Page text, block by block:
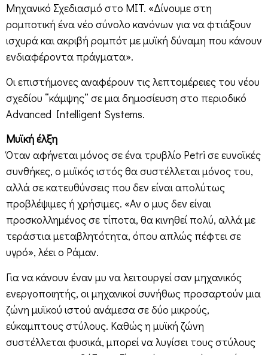
Μηχανικό Σχεδιασμό στο MIT. «Δίνουμε στη
ρομποτική ένα νέο σύνολο κανόνων για να φτιάξουν
ισχυρά και ακριβή ρομπότ με μυϊκή δύναμη που κάνουν
ενδιαφέροντα πράγματα».
Οι επιστήμονες αναφέρουν τις λεπτομέρειες του νέου
σχεδίου “κάμψης” σε μια δημοσίευση στο περιοδικό
Advanced Intelligent Systems.
Μυϊκή έλξη
Όταν αφήνεται μόνος σε ένα τρυβλίο Petri σε ευνοϊκές
συνθήκες, ο μυϊκός ιστός θα συστέλλεται μόνος του,
αλλά σε κατευθύνσεις που δεν είναι απολύτως
προβλέψιμες ή χρήσιμες. «Αν ο μυς δεν είναι
προσκολλημένος σε τίποτα, θα κινηθεί πολύ, αλλά με
τεράστια μεταβλητότητα, όπου απλώς πέφτει σε
υγρό», λέει ο Ράμαν.
Για να κάνουν έναν μυ να λειτουργεί σαν μηχανικός
ενεργοποιητής, οι μηχανικοί συνήθως προσαρτούν μια
ζώνη μυϊκού ιστού ανάμεσα σε δύο μικρούς,
εύκαμπτους στύλους. Καθώς η μυϊκή ζώνη
συστέλλεται φυσικά, μπορεί να λυγίσει τους στύλους